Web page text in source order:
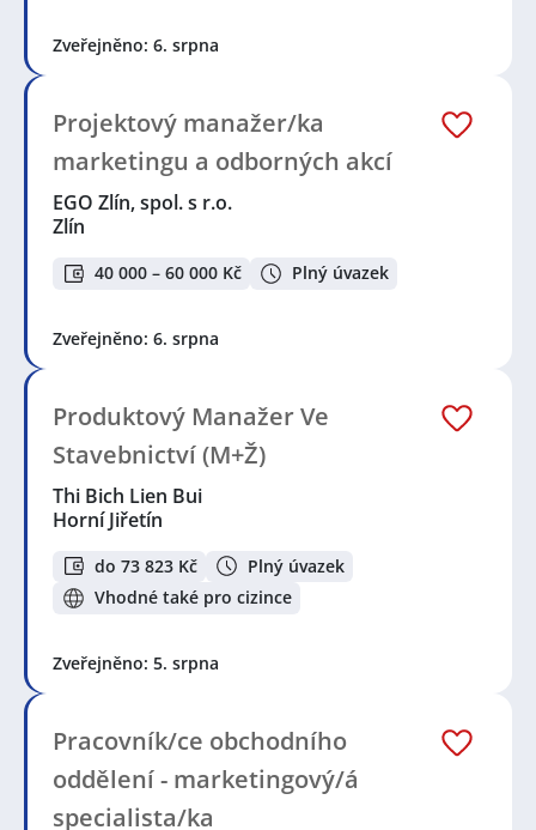
Zveřejněno: 6. srpna
Projektový manažer/ka
marketingu a odborných akcí
EGO Zlín, spol. s r.o.
Zlín
40 000 – 60 000 Kč Plný úvazek
Zveřejněno: 6. srpna
Produktový Manažer Ve
Stavebnictví (M+Ž)
Thi Bich Lien Bui
Horní Jiřetín
do 73 823 Kč
Plný úvazek
Vhodné také pro cizince
Zveřejněno: 5. srpna
Pracovník/ce obchodního
oddělení - marketingový/á
specialista/ka